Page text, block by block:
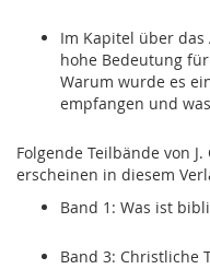
Im Kapitel über
hohe Bedeutung
Warum wurde es
empfangen und
Folgende Teilbände von
erscheinen in diesem
Band 1: Was ist
Band 3: Christliche